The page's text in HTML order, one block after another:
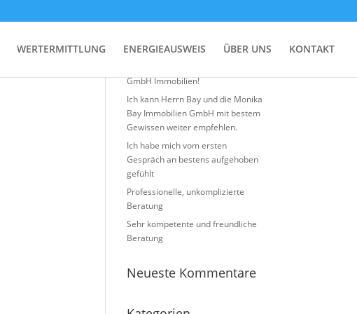
WERTERMITTLUNG ENERGIEAUSWEIS ÜBER UNS KONTAKT
Neueste Beiträge
GmbH Immobilien!
Ich kann Herrn Bay und die Monika
Bay Immobilien GmbH mit bestem
Gewissen weiter empfehlen.
Ich habe mich vom ersten
Gespräch an bestens aufgehoben
gefühlt
Professionelle, unkomplizierte
Beratung
Sehr kompetente und freundliche
Beratung
Neueste Kommentare